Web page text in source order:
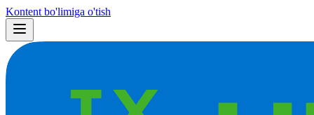
Kontent bo'limiga o'tish